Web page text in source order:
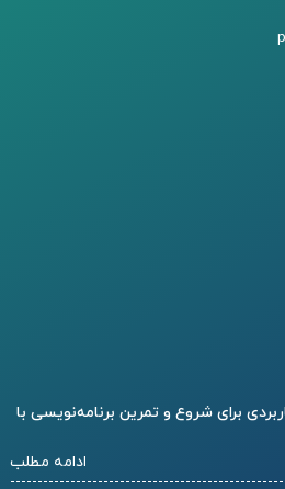
برای شروع و تمرین برنامه‌نویسی با
ادامه مطلب